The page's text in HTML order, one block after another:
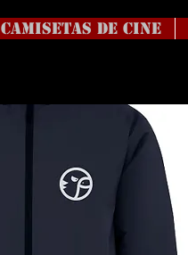
Camisetas de Cine